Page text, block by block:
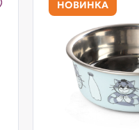
НОВИНКА